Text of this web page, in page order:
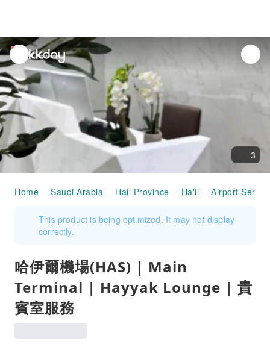
unread
notifications
3
Home Saudi Arabia Hail Province Ha'il Airport
This product is being optimized. It may not display
correctly.
哈伊爾機場(HAS) | Main
Terminal | Hayyak Lounge | 貴
賓室服務